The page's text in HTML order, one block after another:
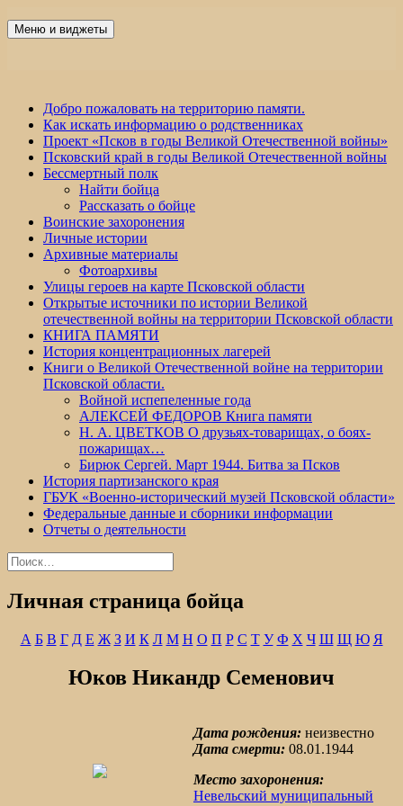
Победа 60
Меню и виджеты
Добро пожаловать на территорию памяти.
Как искать информацию о родственниках
Проект «Псков в годы Великой Отечественной войны»
Псковский край в годы Великой Отечественной войны
Бессмертный полк
Найти бойца
Рассказать о бойце
Воинские захоронения
Личные истории
Архивные материалы
Фотоархивы
Улицы героев на карте Псковской области
Открытые источники по истории Великой
отечественной войны на территории Псковской области
КНИГА ПАМЯТИ
История концентрационных лагерей
Книги о Великой Отечественной войне на территории
Псковской области.
Войной испепеленные года
АЛЕКСЕЙ ФЕДОРОВ Книга памяти
Н. А. ЦВЕТКОВ О друзьях-товарищах, о боях-
пожарищах…
Бирюк Сергей. Март 1944. Битва за Псков
История партизанского края
ГБУК «Военно-исторический музей Псковской области»
Федеральные данные и сборники информации
Отчеты о деятельности
Найти:
Личная страница бойца
А Б В Г Д Е Ж З И К Л М Н О П Р С Т У Ф Х Ч Ш Щ Ю Я
Юков Никандр Семенович
Дата рождения: неизвестно
Дата смерти: 08.01.1944
Место захоронения:
Невельский муниципальный